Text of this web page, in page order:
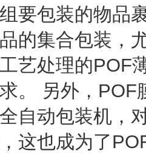
要包装的物品
的集合包装，
艺处理的POF
。 另外，
自动包装机，
这也成为了